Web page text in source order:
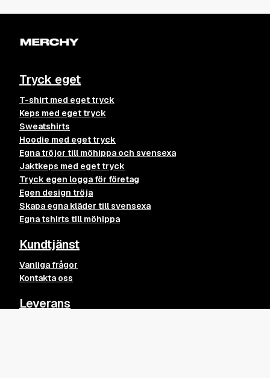
Tryck eget
T-shirt med eget tryck
Keps med eget tryck
Sweatshirts
Hoodie med eget tryck
Egna tröjor till möhippa och svensexa
Jaktkeps med eget tryck
Tryck egen logga för företag
Egen design tröja
Skapa egna kläder till svensexa
Egna tshirts till möhippa
Kundtjänst
Vanliga frågor
Kontakta oss
Leverans